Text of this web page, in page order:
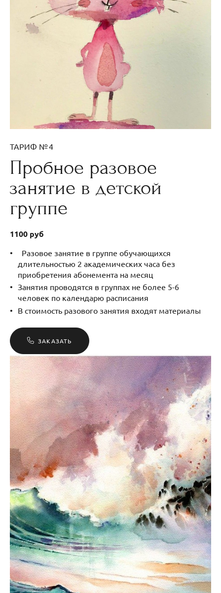
ТАРИФ № 4
Пробное разовое
занятие в детской
группе
1100 руб
Разовое занятие в группе обучающихся
длительностью 2 академических часа без
приобретения абонемента на месяц
Занятия проводятся в группах не более 5-6
человек по календарю расписания
В стоимость разового занятия входят материалы
ЗАКАЗАТЬ